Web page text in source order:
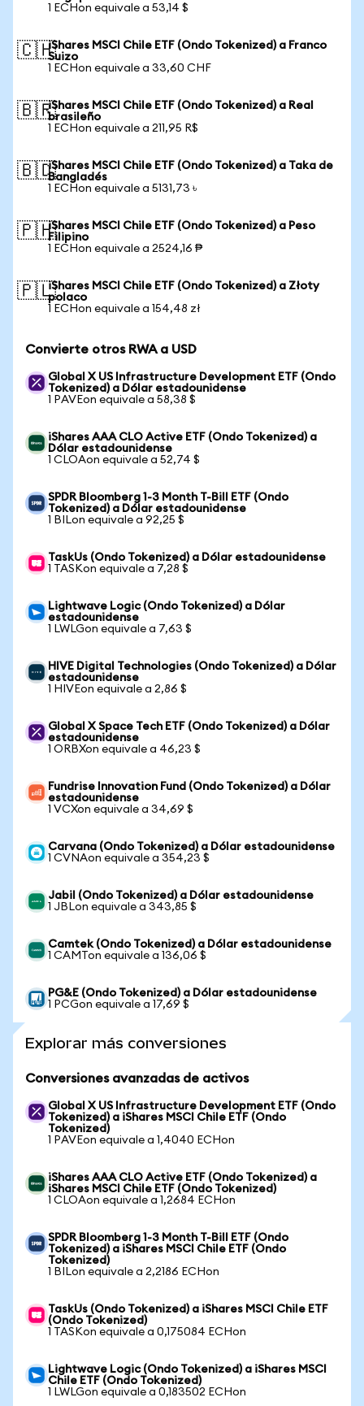
1 ECHon equivale a 53,14 $
🇨🇭iShares MSCI Chile ETF (Ondo Tokenized) a Franco
Suizo
1 ECHon equivale a 33,60 CHF
🇧🇷iShares MSCI Chile ETF (Ondo Tokenized) a Real
brasileño
1 ECHon equivale a 211,95 R$
🇧🇩iShares MSCI Chile ETF (Ondo Tokenized) a Taka de
Bangladés
1 ECHon equivale a 5131,73 ৳
🇵🇭iShares MSCI Chile ETF (Ondo Tokenized) a Peso
Filipino
1 ECHon equivale a 2524,16 ₱
🇵🇱iShares MSCI Chile ETF (Ondo Tokenized) a Złoty
polaco
1 ECHon equivale a 154,48 zł
Convierte otros RWA a USD
Global X US Infrastructure Development ETF (Ondo
Tokenized) a Dólar estadounidense
1 PAVEon equivale a 58,38 $
iShares AAA CLO Active ETF (Ondo Tokenized) a
Dólar estadounidense
1 CLOAon equivale a 52,74 $
SPDR Bloomberg 1-3 Month T-Bill ETF (Ondo
Tokenized) a Dólar estadounidense
1 BILon equivale a 92,25 $
TaskUs (Ondo Tokenized) a Dólar estadounidense
1 TASKon equivale a 7,28 $
Lightwave Logic (Ondo Tokenized) a Dólar
estadounidense
1 LWLGon equivale a 7,63 $
HIVE Digital Technologies (Ondo Tokenized) a Dólar
estadounidense
1 HIVEon equivale a 2,86 $
Global X Space Tech ETF (Ondo Tokenized) a Dólar
estadounidense
1 ORBXon equivale a 46,23 $
Fundrise Innovation Fund (Ondo Tokenized) a Dólar
estadounidense
1 VCXon equivale a 34,69 $
Carvana (Ondo Tokenized) a Dólar estadounidense
1 CVNAon equivale a 354,23 $
Jabil (Ondo Tokenized) a Dólar estadounidense
1 JBLon equivale a 343,85 $
Camtek (Ondo Tokenized) a Dólar estadounidense
1 CAMTon equivale a 136,06 $
PG&E (Ondo Tokenized) a Dólar estadounidense
1 PCGon equivale a 17,69 $
Explorar más conversiones
Conversiones avanzadas de activos
Global X US Infrastructure Development ETF (Ondo
Tokenized) a iShares MSCI Chile ETF (Ondo
Tokenized)
1 PAVEon equivale a 1,4040 ECHon
iShares AAA CLO Active ETF (Ondo Tokenized) a
iShares MSCI Chile ETF (Ondo Tokenized)
1 CLOAon equivale a 1,2684 ECHon
SPDR Bloomberg 1-3 Month T-Bill ETF (Ondo
Tokenized) a iShares MSCI Chile ETF (Ondo
Tokenized)
1 BILon equivale a 2,2186 ECHon
TaskUs (Ondo Tokenized) a iShares MSCI Chile ETF
(Ondo Tokenized)
1 TASKon equivale a 0,175084 ECHon
Lightwave Logic (Ondo Tokenized) a iShares MSCI
Chile ETF (Ondo Tokenized)
1 LWLGon equivale a 0,183502 ECHon